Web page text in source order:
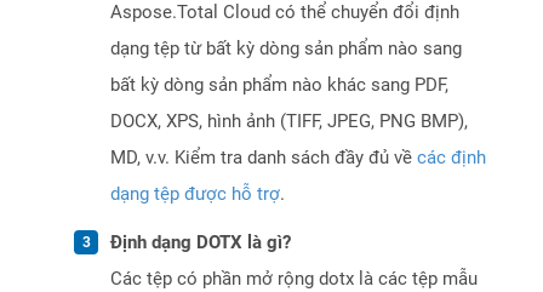
Aspose.Total Cloud có thể chuyển đổi định
dạng tệp từ bất kỳ dòng sản phẩm nào sang
bất kỳ dòng sản phẩm nào khác sang PDF,
DOCX, XPS, hình ảnh (TIFF, JPEG, PNG BMP),
MD, v.v. Kiểm tra danh sách đầy đủ về các định
dạng tệp được hỗ trợ.
Định dạng DOTX là gì?
Các tệp có phần mở rộng dotx là các tệp mẫu